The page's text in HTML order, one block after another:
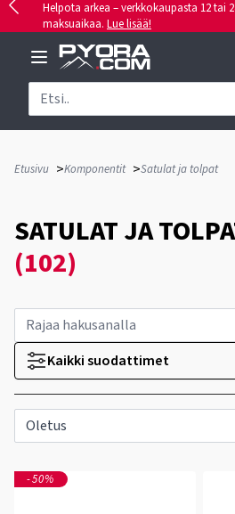
Helpota arkea – verkkokaupasta 12 tai
maksuaikaa. Lue lisää!
Etusivu >Komponentit >Satulat ja tolpat
SATULAT JA
(102)
Kaikki suodattimet
-50%